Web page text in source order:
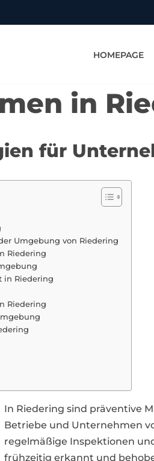
HOMEPAGE
in
für
Umgebung von Riedering
Riedering
in Riedering
Riedering
In Riedering sind präventive
Betriebe und Unternehmen
regelmäßige Inspektionen
frühzeitig erkannt und